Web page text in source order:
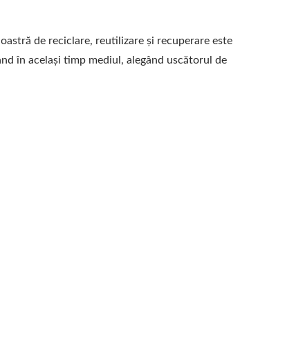
de reciclare, reutilizare și recuperare este
în același timp mediul, alegând uscătorul de